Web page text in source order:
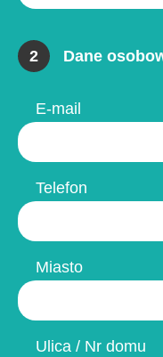
2 Dane
E-mail
Telefon
Miasto
Ulica / Nr domu